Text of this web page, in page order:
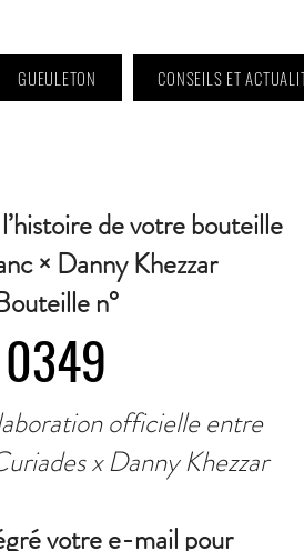
GUEULETON CONSEILS ET
de votre bouteille
× Danny Khezzar
n°
0349
officielle entre
x Danny Khezzar
votre e-mail pour